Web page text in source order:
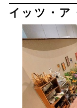
イッツ・ア